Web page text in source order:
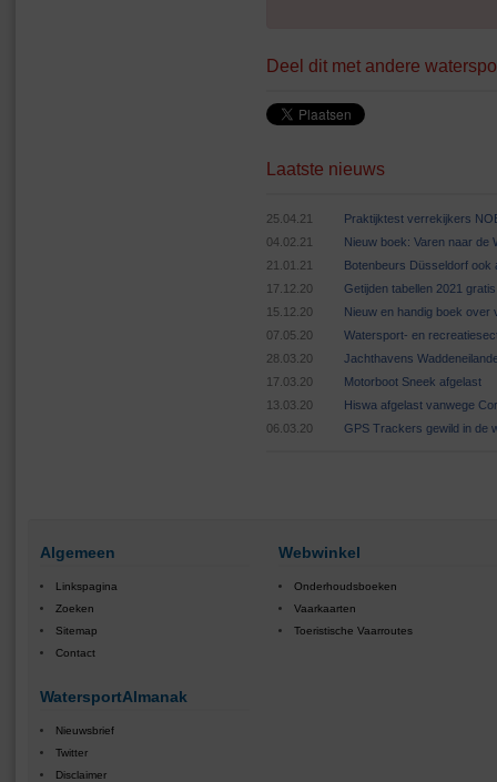
Deel dit met andere
Laatste nieuws
25.04.21
Praktijktest verrekijkers
04.02.21
Nieuw boek: Varen naar de
21.01.21
Botenbeurs Düsseldorf ook
17.12.20
Getijden tabellen 2021
15.12.20
Nieuw en handig boek over
07.05.20
Watersport- en
28.03.20
Jachthavens
17.03.20
Motorboot Sneek afgelast
13.03.20
Hiswa afgelast vanwege
06.03.20
GPS Trackers gewild in de
Algemeen
Linkspagina
Zoeken
Sitemap
Contact
WatersportAlmanak
Nieuwsbrief
Twitter
Disclaimer
Webwinkel
Onderhoudsboeken
Vaarkaarten
Toeristische Vaarroutes